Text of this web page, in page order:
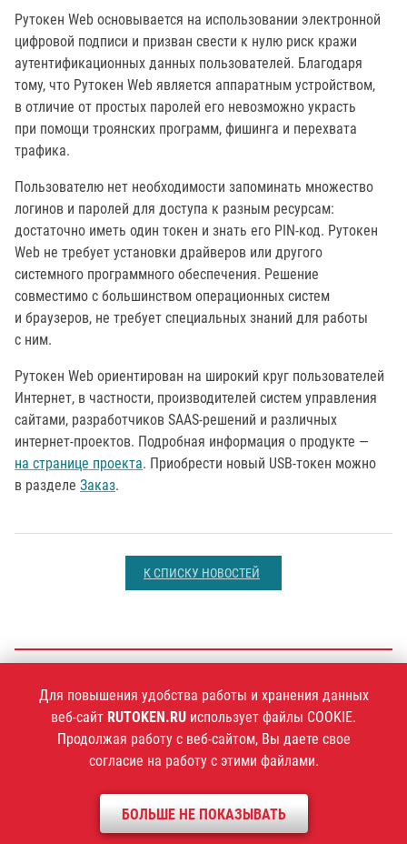
Рутокен Web основывается на использовании электронной
цифровой подписи и призван свести к нулю риск кражи
аутентификационных данных пользователей. Благодаря
тому, что Рутокен Web является аппаратным устройством,
в отличие от простых паролей его невозможно украсть
при помощи троянских программ, фишинга и перехвата
трафика.
Пользователю нет необходимости запоминать множество
логинов и паролей для доступа к разным ресурсам:
достаточно иметь один токен и знать его PIN-код. Рутокен
Web не требует установки драйверов или другого
системного программного обеспечения. Решение
совместимо с большинством операционных систем
и браузеров, не требует специальных знаний для работы
с ним.
Рутокен Web ориентирован на широкий круг пользователей
Интернет, в частности, производителей систем управления
сайтами, разработчиков SAAS-решений и различных
интернет-проектов. Подробная информация о продукте —
на странице проекта. Приобрести новый USB-токен можно
в разделе Заказ.
К СПИСКУ НОВОСТЕЙ
+7 (495)925-77-90
1994–2026 ©Компания «Актив»
Политика конфиденциальности
Для повышения удобства работы и хранения данных
веб-сайт RUTOKEN.RU использует файлы COOKIE.
Продолжая работу с веб-сайтом, Вы даете свое
согласие на работу с этими файлами.
БОЛЬШЕ НЕ ПОКАЗЫВАТЬ